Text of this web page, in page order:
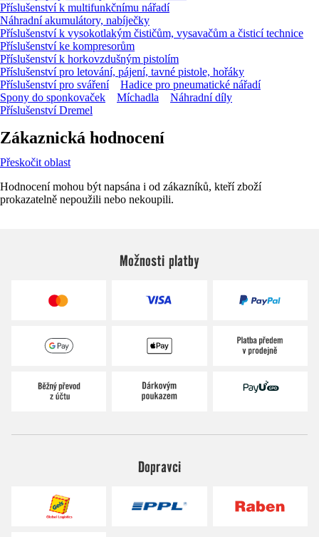
Příslušenství k multifunkčnímu nářadí
Náhradní akumulátory, nabíječky
Příslušenství k vysokotlakým čističům, vysavačům a čisticí technice
Příslušenství ke kompresorům
Příslušenství k horkovzdušným pistolím
Příslušenství pro letování, pájení, tavné pistole, hořáky
Příslušenství pro sváření
Hadice pro pneumatické nářadí
Spony do sponkovaček
Míchadla
Náhradní díly
Příslušenství Dremel
Zákaznická hodnocení
Přeskočit oblast
Hodnocení mohou být napsána i od zákazníků, kteří zboží
prokazatelně nepoužili nebo nekoupili.
Možnosti platby
Dopravci